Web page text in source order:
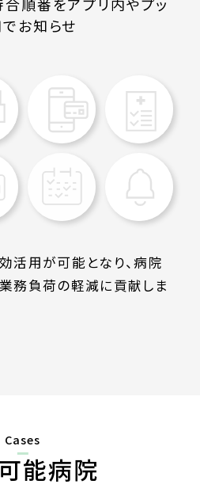
お知らせ
活用が可能となり、病院
務負荷の軽減に貢献しま
Cases
能病院